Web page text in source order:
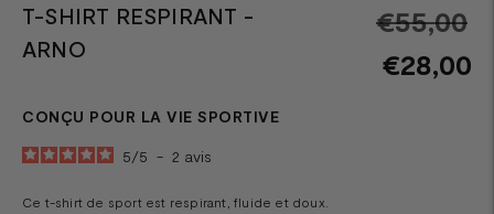
T-SHIRT RESPIRANT -
ARNO
€55,00
€28,00
CONÇU POUR LA VIE SPORTIVE
5/5 - 2 avis
Ce t-shirt de sport est respirant, fluide et doux.